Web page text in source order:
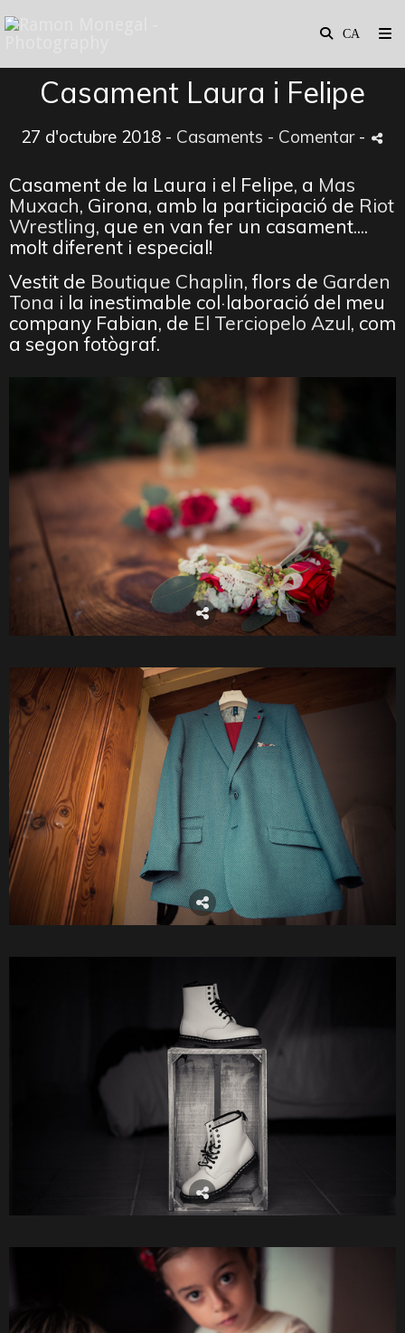
Casament Laura i Felipe
27 d'octubre 2018 - Casaments - Comentar -
Casament de la Laura i el Felipe, a Mas
Muxach, Girona, amb la participació de Riot
Wrestling, que en van fer un casament....
molt diferent i especial!
Vestit de Boutique Chaplin, flors de Garden
Tona i la inestimable col·laboració del meu
company Fabian, de El Terciopelo Azul, com
a segon fotògraf.